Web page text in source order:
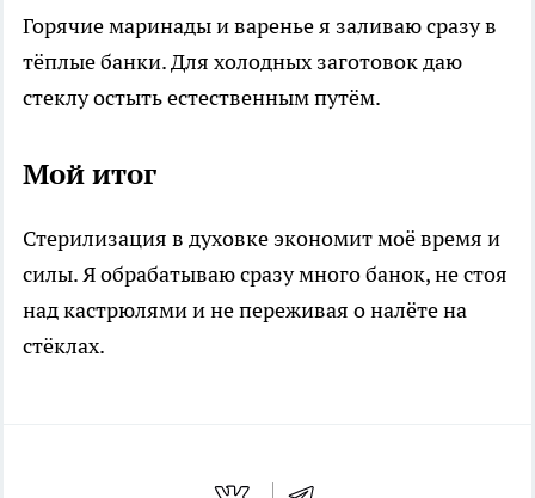
Горячие маринады и варенье я заливаю сразу в
тёплые банки. Для холодных заготовок даю
стеклу остыть естественным путём.
Мой итог
Стерилизация в духовке экономит моё время и
силы. Я обрабатываю сразу много банок, не стоя
над кастрюлями и не переживая о налёте на
стёклах.